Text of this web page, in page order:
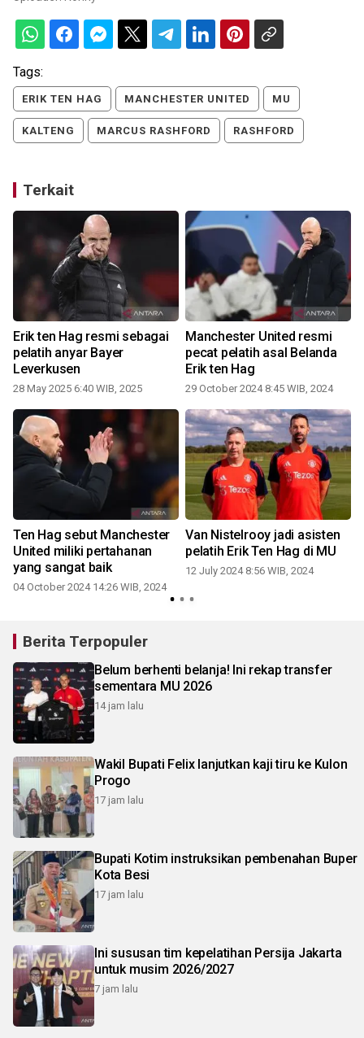
Tags:
ERIK TEN HAG MANCHESTER UNITED MU
KALTENG MARCUS RASHFORD RASHFORD
Terkait
Erik ten Hag resmi sebagai
pelatih anyar Bayer
Leverkusen
28 May 2025 6:40 WIB, 2025
Manchester United resmi
pecat pelatih asal Belanda
Erik ten Hag
29 October 2024 8:45 WIB, 2024
Ten Hag sebut Manchester
United miliki pertahanan
yang sangat baik
04 October 2024 14:26 WIB, 2024
Van Nistelrooy jadi asisten
pelatih Erik Ten Hag di MU
12 July 2024 8:56 WIB, 2024
Berita Terpopuler
Belum berhenti belanja! Ini rekap transfer
sementara MU 2026
14 jam lalu
Wakil Bupati Felix lanjutkan kaji tiru ke Kulon
Progo
17 jam lalu
Bupati Kotim instruksikan pembenahan Buper
Kota Besi
17 jam lalu
Ini sususan tim kepelatihan Persija Jakarta
untuk musim 2026/2027
7 jam lalu